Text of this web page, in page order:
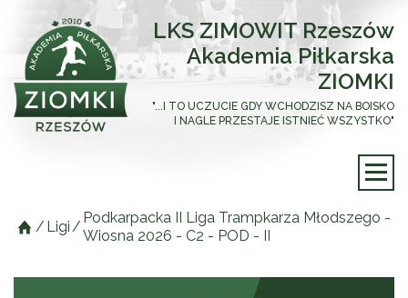
LKS ZIMOWIT Rzeszów
Akademia Piłkarska
ZIOMKI
"...I TO UCZUCIE GDY WCHODZISZ NA BOISKO
I NAGLE PRZESTAJE ISTNIEĆ WSZYSTKO"
/ Ligi /
Podkarpacka II Liga Trampkarza Młodszego -
Wiosna 2026 - C2 - POD - II